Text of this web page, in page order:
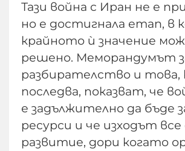
Тази война с Иран не е
но е достигнала етап, в
крайното ѝ значение
решено. Меморандумът
разбирателство и
последва, показват, че
е задължително да бъде
ресурси и че изходът
развитие, дори когато